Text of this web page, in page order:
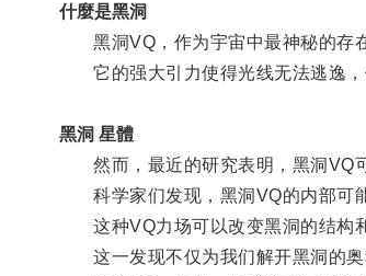
什麼是黑洞
黑洞VQ，作为宇宙中最神秘的存在
它的强大引力使得光线无法逃逸，
黑洞 星體
然而，最近的研究表明，黑洞VQ可
科学家们发现，黑洞VQ的内部可能
这种VQ力场可以改变黑洞的结构和
这一发现不仅为我们解开黑洞的奥